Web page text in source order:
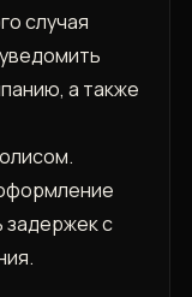
случая
а также
задержек с